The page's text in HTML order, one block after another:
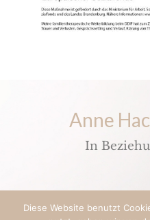
Anne
In
© 2021
Diese Website benutzt